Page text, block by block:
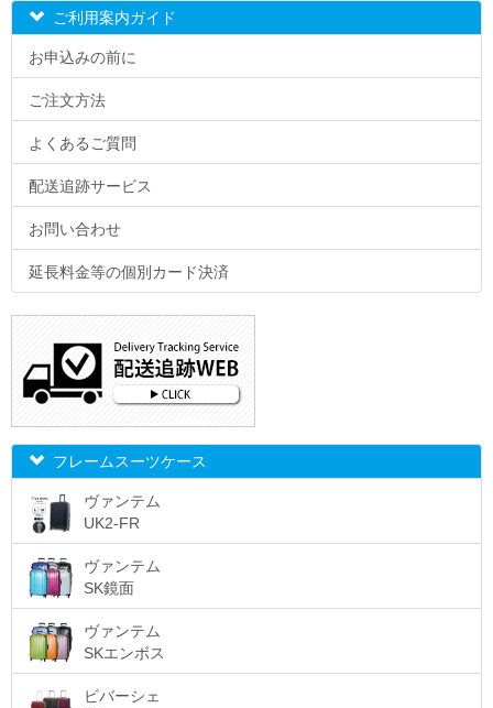
ご利用案内ガイド
お申込みの前に
ご注文方法
よくあるご質問
配送追跡サービス
お問い合わせ
延長料金等の個別カード決済
フレームスーツケース
ヴァンテム
UK2-FR
ヴァンテム
SK鏡面
ヴァンテム
SKエンボス
ビバーシェ